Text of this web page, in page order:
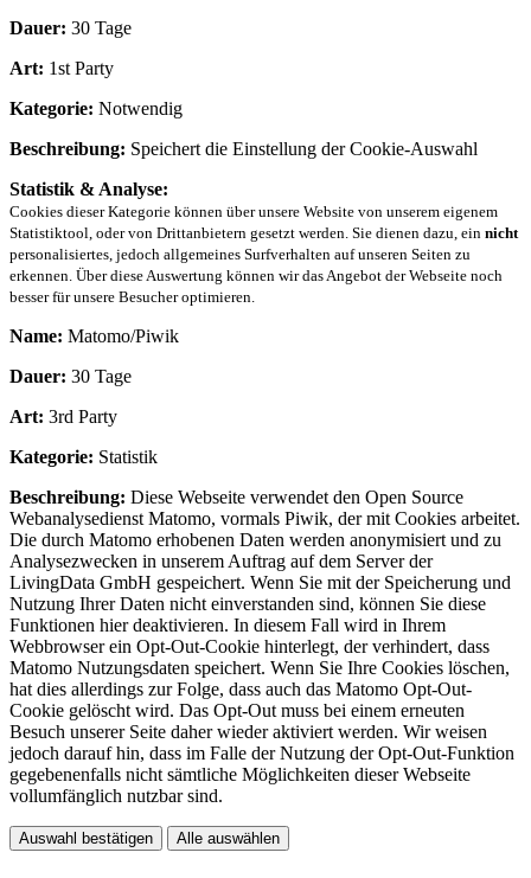
Dauer: 30 Tage
Art: 1st Party
Kategorie: Notwendig
Beschreibung: Speichert die Einstellung der Cookie-Auswahl
Statistik & Analyse:
Cookies dieser Kategorie können über unsere Website von unserem eigenem
Statistiktool, oder von Drittanbietern gesetzt werden. Sie dienen dazu, ein nicht
personalisiertes, jedoch allgemeines Surfverhalten auf unseren Seiten zu
erkennen. Über diese Auswertung können wir das Angebot der Webseite noch
besser für unsere Besucher optimieren.
Name: Matomo/Piwik
Dauer: 30 Tage
Art: 3rd Party
Kategorie: Statistik
Beschreibung: Diese Webseite verwendet den Open Source
Webanalysedienst Matomo, vormals Piwik, der mit Cookies arbeitet.
Die durch Matomo erhobenen Daten werden anonymisiert und zu
Analysezwecken in unserem Auftrag auf dem Server der
LivingData GmbH gespeichert. Wenn Sie mit der Speicherung und
Nutzung Ihrer Daten nicht einverstanden sind, können Sie diese
Funktionen hier deaktivieren. In diesem Fall wird in Ihrem
Webbrowser ein Opt-Out-Cookie hinterlegt, der verhindert, dass
Matomo Nutzungsdaten speichert. Wenn Sie Ihre Cookies löschen,
hat dies allerdings zur Folge, dass auch das Matomo Opt-Out-
Cookie gelöscht wird. Das Opt-Out muss bei einem erneuten
Besuch unserer Seite daher wieder aktiviert werden. Wir weisen
jedoch darauf hin, dass im Falle der Nutzung der Opt-Out-Funktion
gegebenenfalls nicht sämtliche Möglichkeiten dieser Webseite
vollumfänglich nutzbar sind.
Auswahl bestätigen Alle auswählen